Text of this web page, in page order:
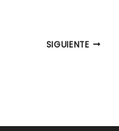
SIGUIENTE